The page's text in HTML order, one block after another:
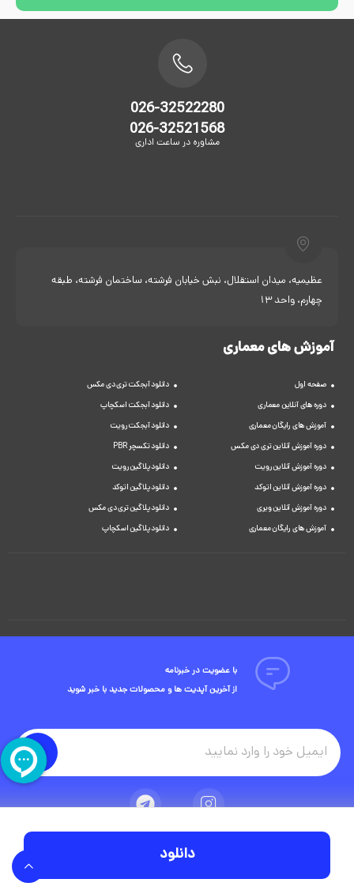
دانلود
026-32522280
026-32521568
مشاوره در ساعت اداری
عظیمیه، میدان استقلال، نبش خیابان فرشته، ساختمان فرشته، طبقه
چهارم، واحد 13
آموزش های معماری
صفحه اول
دوره های آنلاین معماری
آموزش های رایگان معماری
دوره آموزش آنلاین تری دی مکس
دوره آموزش آنلاین رویت
دوره آموزش آنلاین اتوکد
دوره آموزش آنلاین ویری
آموزش های رایگان معماری
دانلود آبجکت تری دی مکس
دانلود آبجکت اسکچاپ
دانلود آبجکت رویت
دانلود تکسچر PBR
دانلود پلاگین رویت
دانلود پلاگین اتوکد
دانلود پلاگین تری دی مکس
دانلود پلاگین اسکچاپ
با عضویت در خبرنامه
از آخرین آپدیت ها و محصولات جدید با خبر شوید
تمامی حقوق مادی و معنوی این وبسایت متعلق به شرکت ویوید ویژوال است.